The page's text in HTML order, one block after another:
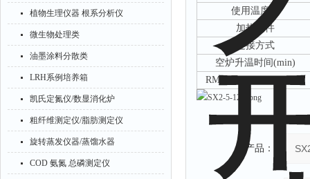
植物生理仪器 根系分析仪
微生物处理类
油墨涂料分散类
LRH系例培养箱
凯氏定氮仪/数显消化炉
粗纤维测定仪/脂肪测定仪
旋转蒸发仪器/蒸馏水器
COD 氨氮 总磷测定仪
使用温度
加热元件
连接方式
空炉升温时间(min)
RMB(元)
产品：